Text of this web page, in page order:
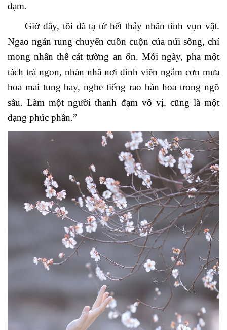
đạm.
Giờ đây, tôi đã tạ từ hết thảy nhân tình vụn vặt.
Ngao ngán rung chuyển cuồn cuộn của núi sông, chỉ
mong nhân thế cát tường an ổn. Mỗi ngày, pha một
tách trà ngon, nhàn nhã nơi đình viên ngắm cơn mưa
hoa mai tung bay, nghe tiếng rao bán hoa trong ngõ
sâu. Làm một người thanh đạm vô vị, cũng là một
dạng phúc phần.”